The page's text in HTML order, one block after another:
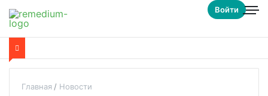
Войти
Главная Новости